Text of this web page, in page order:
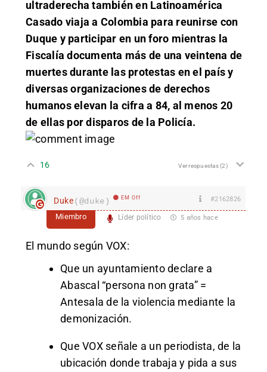
ultraderecha también en Latinoamérica
Casado viaja a Colombia para reunirse con
Duque y participar en un foro mientras la
Fiscalía documenta más de una veintena de
muertes durante las protestas en el país y
diversas organizaciones de derechos
humanos elevan la cifra a 84, al menos 20
de ellas por disparos de la Policía.
16 Ver respuestas(2)
Duke(@duke) EM Off #2162826
Miembro Líder político 5 años hace
El mundo según VOX:
Que un ayuntamiento declare a
Abascal “persona non grata” =
Antesala de la violencia mediante la
demonización.
Que VOX señale a un periodista, de la
ubicación donde trabaja y pida a sus